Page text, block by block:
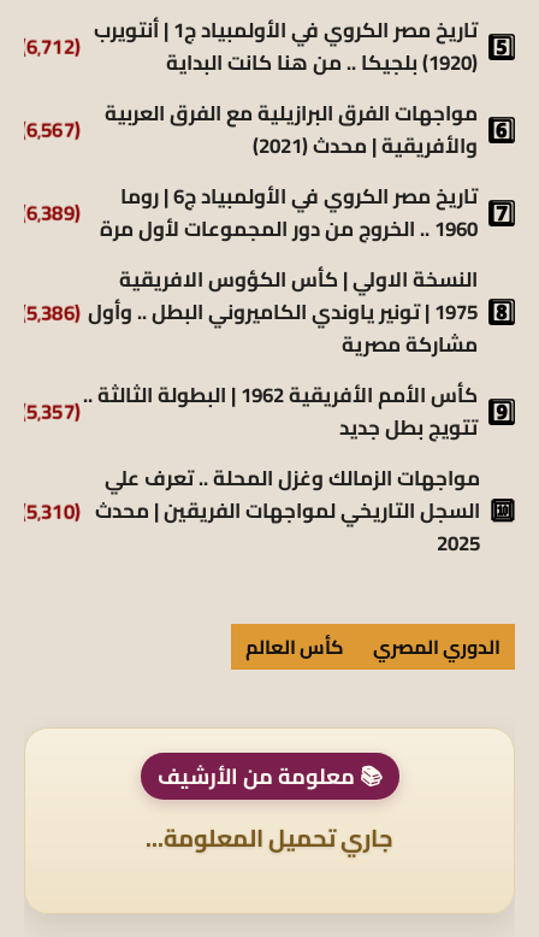
تاريخ مصر الكروي في الأولمبياد ج1 | أنتويرب
(1920) بلجيكا .. من هنا كانت البداية
(6٬712)
مواجهات الفرق البرازيلية مع الفرق العربية
والأفريقية | محدث (2021)
(6٬567)
تاريخ مصر الكروي في الأولمبياد ج6 | روما
1960 .. الخروج من دور المجموعات لأول مرة
(6٬389)
النسخة الاولي | كأس الكؤوس الافريقية
1975 | تونير ياوندي الكاميروني البطل .. وأول
مشاركة مصرية
(5٬386)
كأس الأمم الأفريقية 1962 | البطولة الثالثة ..
تتويج بطل جديد
(5٬357)
مواجهات الزمالك وغزل المحلة .. تعرف علي
السجل التاريخي لمواجهات الفريقين | محدث
2025
(5٬310)
الدوري المصري كأس العالم
📚 معلومة من الأرشيف
جاري تحميل المعلومة...